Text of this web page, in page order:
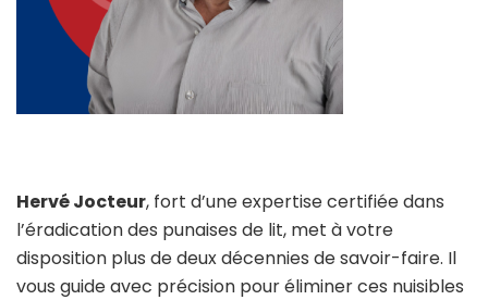
Hervé Jocteur, fort d’une expertise certifiée dans
l’éradication des punaises de lit, met à votre
disposition plus de deux décennies de savoir-faire. Il
vous guide avec précision pour éliminer ces nuisibles